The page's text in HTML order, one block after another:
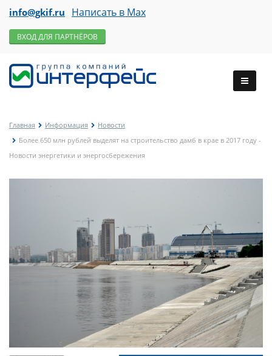
info@gkif.ru Написать в Max
ВХОД ДЛЯ ПАРТНЁРОВ
Главная Информация
Новости
Более 650 млн рублей выделят на строительство дамб в крае в 2017 году -
Новости энергетики и энергосбережения